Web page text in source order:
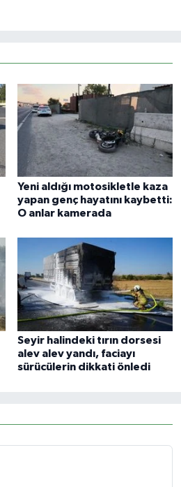
Yeni aldığı motosikletle kaza
yapan genç hayatını kaybetti:
O anlar kamerada
Seyir halindeki tırın dorsesi
alev alev yandı, faciayı
sürücülerin dikkati önledi